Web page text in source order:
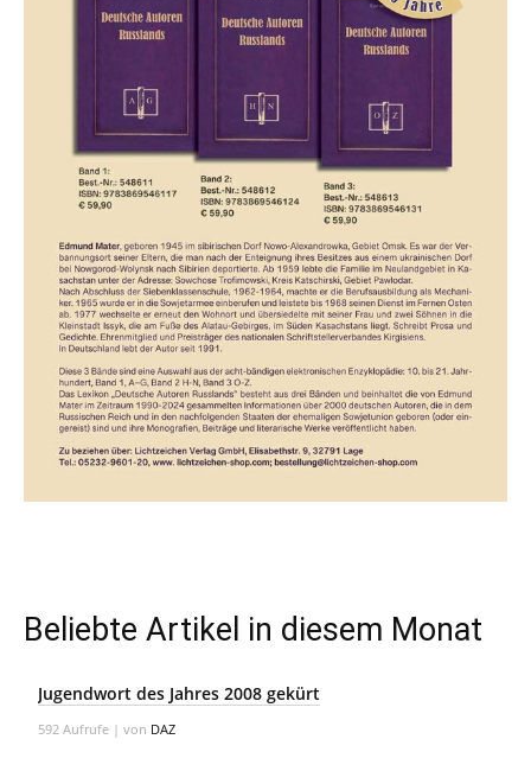
Beliebte Artikel in diesem Monat
Jugendwort des Jahres 2008 gekürt
592 Aufrufe | von DAZ